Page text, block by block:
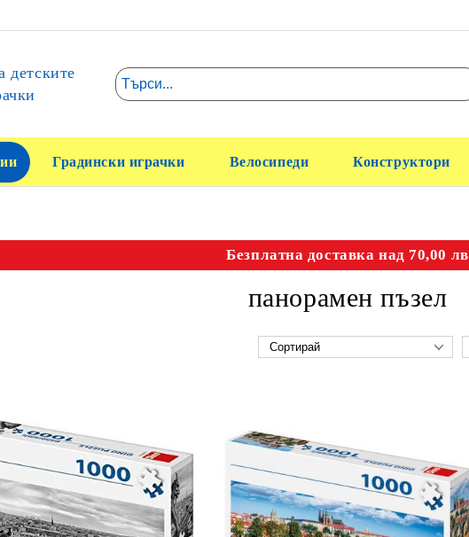
детските
Градински играчки Велосипеди Конструктори
Безплатна доставка над 70,00 лв
панорамен пъзел